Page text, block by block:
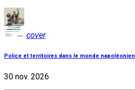
cover
Police et territoires dans le monde napoléonien
30 nov. 2026